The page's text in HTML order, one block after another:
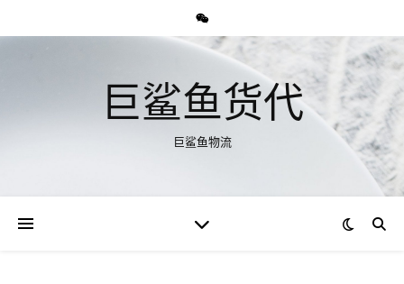
巨鲨鱼货代
巨鲨鱼物流